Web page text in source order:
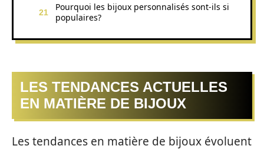
Pourquoi les bijoux personnalisés sont-ils si
populaires?
LES TENDANCES ACTUELLES
EN MATIÈRE DE BIJOUX
Les tendances en matière de bijoux évoluent